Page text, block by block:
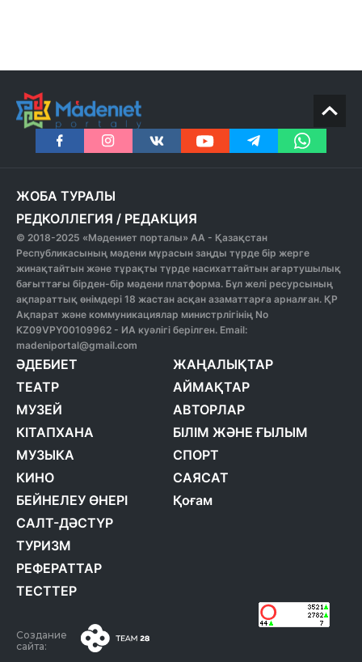
ЖОБА ТУРАЛЫ
РЕДКОЛЛЕГИЯ / РЕДАКЦИЯ
© 2018-2025 «Мәдениет порталы» АА - Қазақстан
Республикасының мәдени мұрасын заңды түрде бір жерге
жинақтайтын және тұрақты түрде насихаттайтын ағартушылық
бағыттағы бірден-бір мәдени платформа. Бұл желі ресурсының
ақпараттық өнімдері 18 жастан асқан азаматтарға арналған. ҚР
Ақпарат және коммуникациялар министрлігінің No
KZ09VPY00109962 - ИА куәлігі берілген. Email:
madeniportal@gmail.com
ӘДЕБИЕТ
ТЕАТР
МУЗЕЙ
КІТАПХАНА
МУЗЫКА
КИНО
БЕЙНЕЛЕУ ӨНЕРІ
САЛТ-ДӘСТҮР
ТУРИЗМ
РЕФЕРАТТАР
ТЕСТТЕР
ЖАҢАЛЫҚТАР
АЙМАҚТАР
АВТОРЛАР
БІЛІМ ЖӘНЕ ҒЫЛЫМ
СПОРТ
САЯСАТ
Қоғам
Создание
сайта: